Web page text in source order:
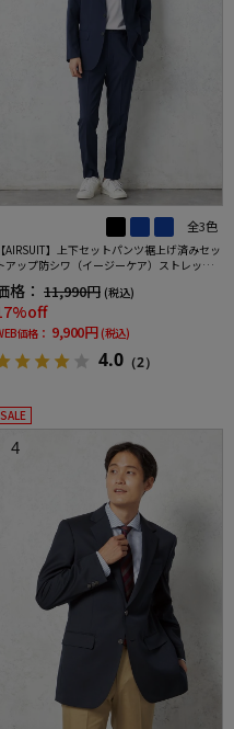
全3色
【AIRSUIT】上下セットパンツ裾上げ済みセッ
アップ防シワ（イージーケア）ストレッチ
年吸汗速乾UVカット2つボタンジャケットノ
タックスラックス春夏
格： 11,990円 (税込)
価格： 9,900円 (税込)
4.0 （2）
SALE
4